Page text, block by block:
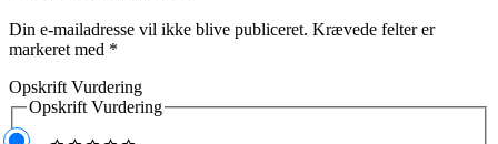
Din e-mailadresse vil ikke blive publiceret. Krævede felter er
markeret med *
Opskrift Vurdering
Opskrift Vurdering